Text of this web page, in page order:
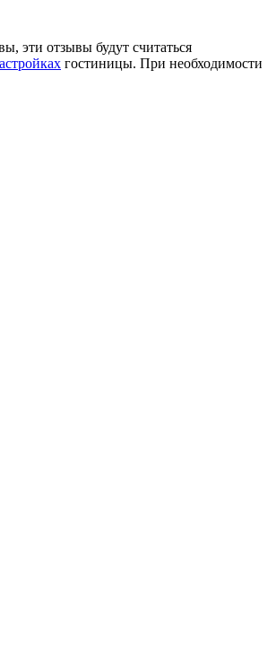
эти отзывы будут считаться
гостиницы. При необходимости